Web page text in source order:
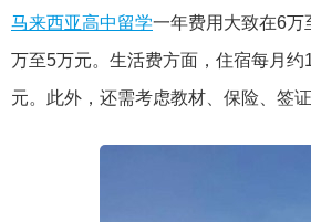
马来西亚高中留学一年费用大致在6万
万至5万元。生活费方面，住宿每月
元。此外，还需考虑教材、保险、签证